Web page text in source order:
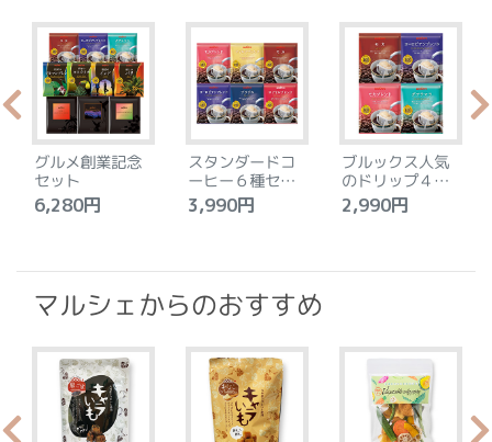
グルメ創業記念
セット
6,280円
スタンダードコ
ーヒー６種セッ
ト
3,990円
ブルックス人気
のドリップ４種
セット
2,990円
マルシェからのおすすめ